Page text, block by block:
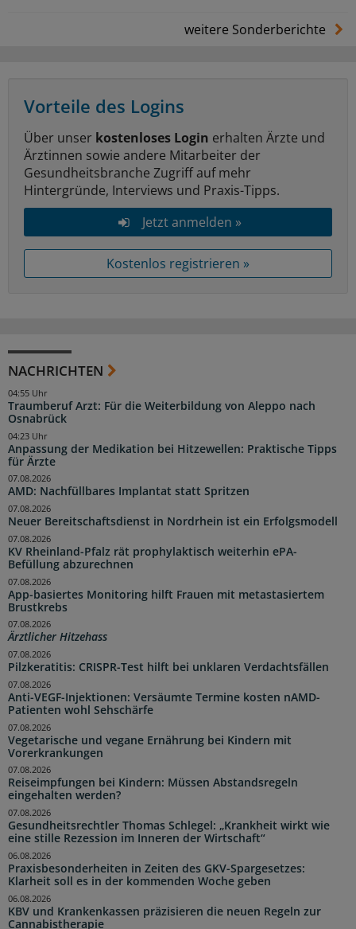
weitere Sonderberichte
Vorteile des Logins
Über unser kostenloses Login erhalten Ärzte und
Ärztinnen sowie andere Mitarbeiter der
Gesundheitsbranche Zugriff auf mehr
Hintergründe, Interviews und Praxis-Tipps.
Jetzt anmelden »
Kostenlos registrieren »
NACHRICHTEN
Traumberuf Arzt: Für die Weiterbildung von Aleppo nach
Osnabrück
04:55 Uhr
Anpassung der Medikation bei Hitzewellen: Praktische Tipps
für Ärzte
04:23 Uhr
AMD: Nachfüllbares Implantat statt Spritzen
07.08.2026
Neuer Bereitschaftsdienst in Nordrhein ist ein Erfolgsmodell
07.08.2026
KV Rheinland-Pfalz rät prophylaktisch weiterhin ePA-
Befüllung abzurechnen
07.08.2026
App-basiertes Monitoring hilft Frauen mit metastasiertem
Brustkrebs
07.08.2026
Ärztlicher Hitzehass
07.08.2026
Pilzkeratitis: CRISPR-Test hilft bei unklaren Verdachtsfällen
07.08.2026
Anti-VEGF-Injektionen: Versäumte Termine kosten nAMD-
Patienten wohl Sehschärfe
07.08.2026
Vegetarische und vegane Ernährung bei Kindern mit
Vorerkrankungen
07.08.2026
Reiseimpfungen bei Kindern: Müssen Abstandsregeln
eingehalten werden?
07.08.2026
Gesundheitsrechtler Thomas Schlegel: „Krankheit wirkt wie
eine stille Rezession im Inneren der Wirtschaft“
07.08.2026
Praxisbesonderheiten in Zeiten des GKV-Spargesetzes:
Klarheit soll es in der kommenden Woche geben
06.08.2026
KBV und Krankenkassen präzisieren die neuen Regeln zur
Cannabistherapie
06.08.2026